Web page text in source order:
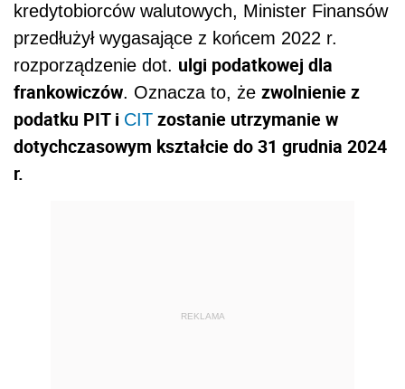
kredytobiorców walutowych, Minister Finansów
przedłużył wygasające z końcem 2022 r.
rozporządzenie dot. ulgi podatkowej dla
frankowiczów. Oznacza to, że zwolnienie z
podatku PIT i CIT zostanie utrzymanie w
dotychczasowym kształcie do 31 grudnia 2024
r.
REKLAMA